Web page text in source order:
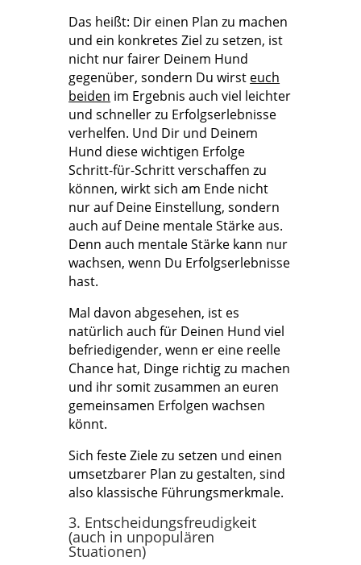
Das heißt: Dir einen Plan zu machen
und ein konkretes Ziel zu setzen, ist
nicht nur fairer Deinem Hund
gegenüber, sondern Du wirst euch
beiden im Ergebnis auch viel leichter
und schneller zu Erfolgserlebnisse
verhelfen. Und Dir und Deinem
Hund diese wichtigen Erfolge
Schritt-für-Schritt verschaffen zu
können, wirkt sich am Ende nicht
nur auf Deine Einstellung, sondern
auch auf Deine mentale Stärke aus.
Denn auch mentale Stärke kann nur
wachsen, wenn Du Erfolgserlebnisse
hast.
Mal davon abgesehen, ist es
natürlich auch für Deinen Hund viel
befriedigender, wenn er eine reelle
Chance hat, Dinge richtig zu machen
und ihr somit zusammen an euren
gemeinsamen Erfolgen wachsen
könnt.
Sich feste Ziele zu setzen und einen
umsetzbarer Plan zu gestalten, sind
also klassische Führungsmerkmale.
3. Entscheidungsfreudigkeit
(auch in unpopulären
Stuationen)